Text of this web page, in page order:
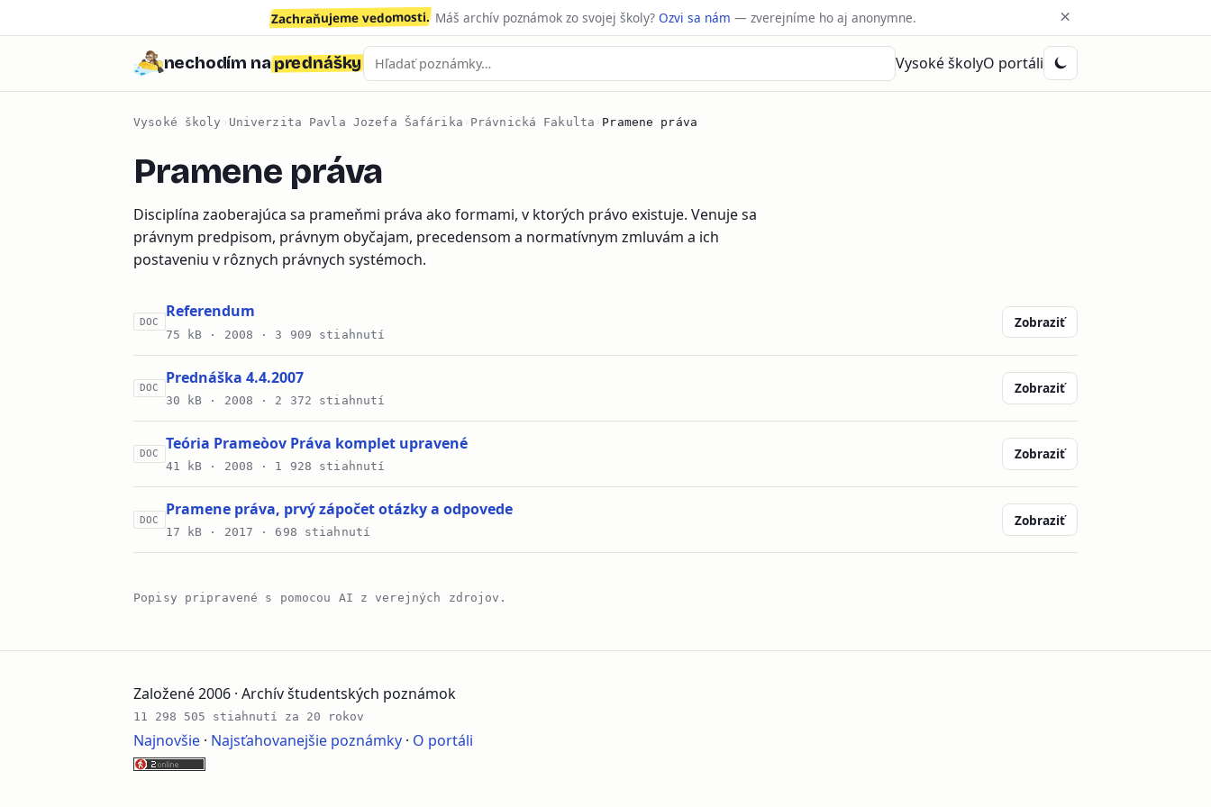
Zachraňujeme vedomosti. Máš archív poznámok zo svojej školy?Ozvi sa nám — zverejníme ho aj anonymne. ×
nechodím naprednášky Vysoké školyO portáli
Vysoké školy › Univerzita Pavla Jozefa Šafárika › Právnická Fakulta › Pramene práva
Pramene práva
Disciplína zaoberajúca sa prameňmi práva ako formami, v ktorých právo existuje. Venuje sa
právnym predpisom, právnym obyčajam, precedensom a normatívnym zmluvám a ich
postaveniu v rôznych právnych systémoch.
DOC
Referendum
75 kB · 2008 · 3 909 stiahnutí
Zobraziť
DOC
Prednáška 4.4.2007
30 kB · 2008 · 2 372 stiahnutí
Zobraziť
DOC
Teória Prameòov Práva komplet upravené
41 kB · 2008 · 1 928 stiahnutí
Zobraziť
DOC
Pramene práva, prvý zápočet otázky a odpovede
17 kB · 2017 · 698 stiahnutí
Zobraziť
Popisy pripravené s pomocou AI z verejných zdrojov.
Založené 2006 · Archív študentských poznámok
11 298 505 stiahnutí za 20 rokov
Najnovšie · Najsťahovanejšie poznámky · O portáli